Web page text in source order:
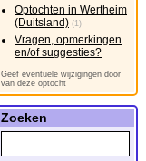
Optochten in Wertheim
(Duitsland) (1)
Vragen, opmerkingen
en/of suggesties?
Geef eventuele wijzigingen door
van deze optocht
Zoeken